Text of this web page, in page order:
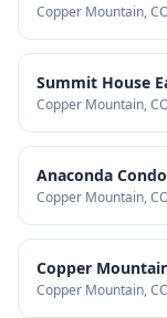
Copper Mountain,
Summit House
Copper Mountain,
Anaconda
Copper Mountain,
Copper
Copper Mountain,